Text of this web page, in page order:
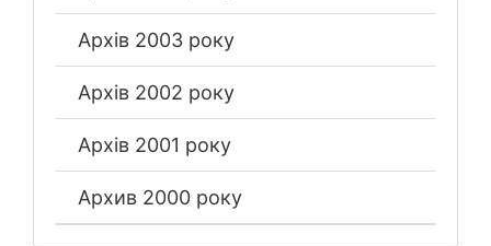
Архів 2003 року
Архів 2002 року
Архів 2001 року
Архив 2000 року